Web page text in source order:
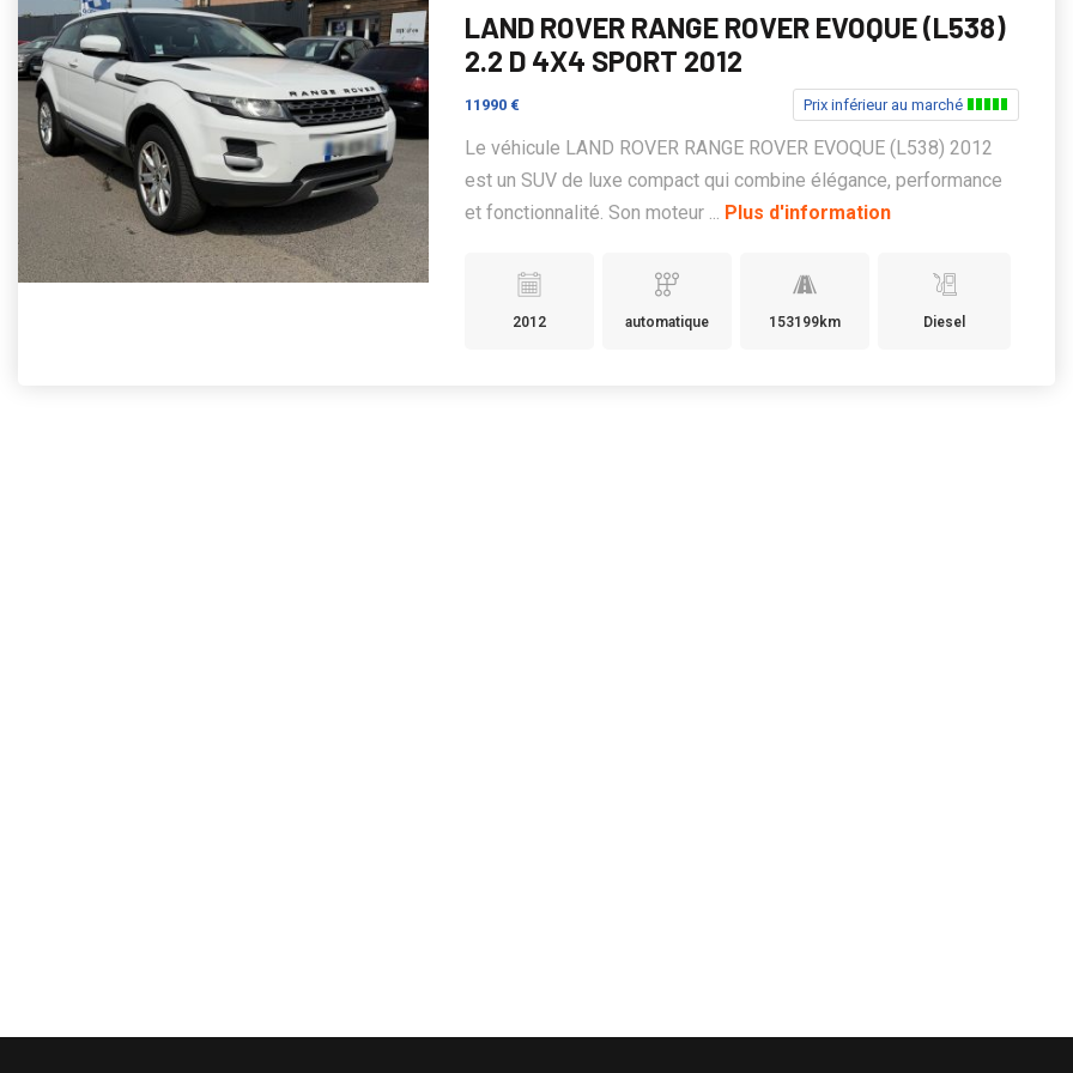
LAND ROVER RANGE ROVER EVOQUE (L538)
2.2 D 4X4 SPORT 2012
11990 € Prix inférieur au marché
Le véhicule LAND ROVER RANGE ROVER EVOQUE (L538) 2012
est un SUV de luxe compact qui combine élégance, performance
et fonctionnalité. Son moteur ... Plus d'information
2012 automatique 153199km Diesel